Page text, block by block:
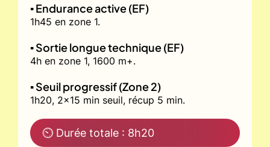
▪️ Endurance active (EF)
1h45 en zone 1.
▪️ Sortie longue technique (EF)
4h en zone 1, 1600 m+.
▪️ Seuil progressif (Zone 2)
1h20, 2x15 min seuil, récup 5 min.
⏲ Durée totale : 8h20